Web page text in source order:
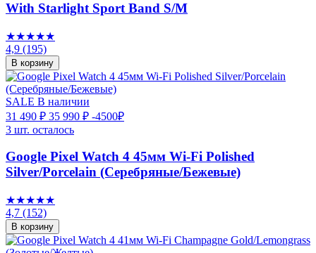
With Starlight Sport Band S/M
★★★★★
4,9 (195)
В корзину
SALE В наличии
31 490 ₽ 35 990 ₽ -4500₽
3 шт. осталось
Google Pixel Watch 4 45мм Wi-Fi Polished
Silver/Porcelain (Серебряные/Бежевые)
★★★★★
4,7 (152)
В корзину